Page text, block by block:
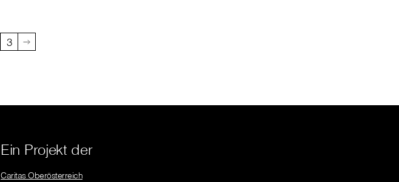
3
Ein Projekt der
Caritas Oberösterreich